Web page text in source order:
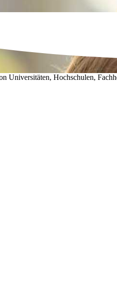
Universitäten, Hochschulen,